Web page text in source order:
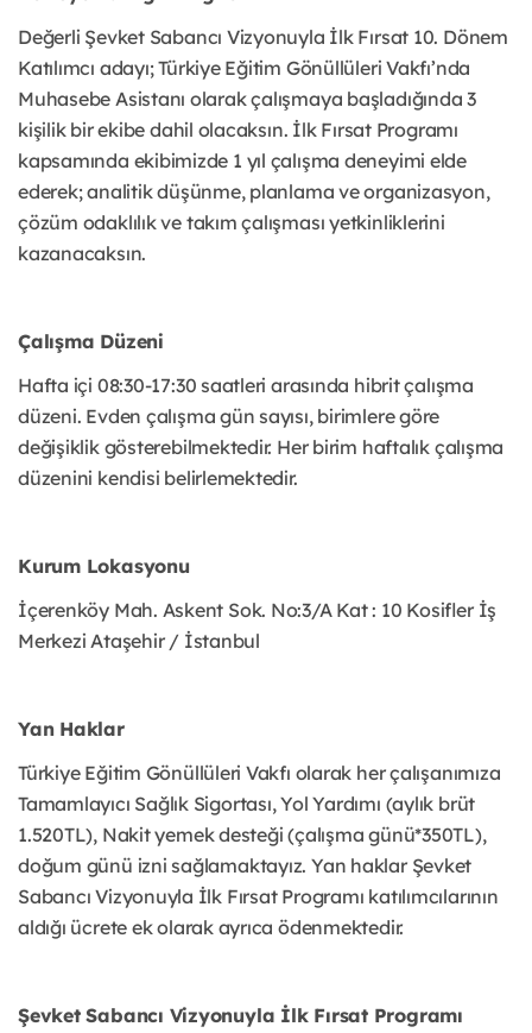
Değerli Şevket Sabancı Vizyonuyla İlk Fırsat 10. Dönem
Katılımcı adayı; Türkiye Eğitim Gönüllüleri Vakfı’nda
Muhasebe Asistanı olarak çalışmaya başladığında 3
kişilik bir ekibe dahil olacaksın. İlk Fırsat Programı
kapsamında ekibimizde 1 yıl çalışma deneyimi elde
ederek; analitik düşünme, planlama ve organizasyon,
çözüm odaklılık ve takım çalışması yetkinliklerini
kazanacaksın.
Çalışma Düzeni
Hafta içi 08:30-17:30 saatleri arasında hibrit çalışma
düzeni. Evden çalışma gün sayısı, birimlere göre
değişiklik gösterebilmektedir. Her birim haftalık çalışma
düzenini kendisi belirlemektedir.
Kurum Lokasyonu
İçerenköy Mah. Askent Sok. No:3/A Kat : 10 Kosifler İş
Merkezi Ataşehir / İstanbul
Yan Haklar
Türkiye Eğitim Gönüllüleri Vakfı olarak her çalışanımıza
Tamamlayıcı Sağlık Sigortası, Yol Yardımı (aylık brüt
1.520TL), Nakit yemek desteği (çalışma günü*350TL),
doğum günü izni sağlamaktayız. Yan haklar Şevket
Sabancı Vizyonuyla İlk Fırsat Programı katılımcılarının
aldığı ücrete ek olarak ayrıca ödenmektedir.
Şevket Sabancı Vizyonuyla İlk Fırsat Programı